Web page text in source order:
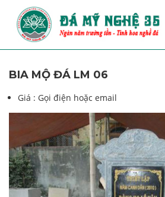
BIA MỘ ĐÁ LM 06
Giá : Gọi điện hoặc email